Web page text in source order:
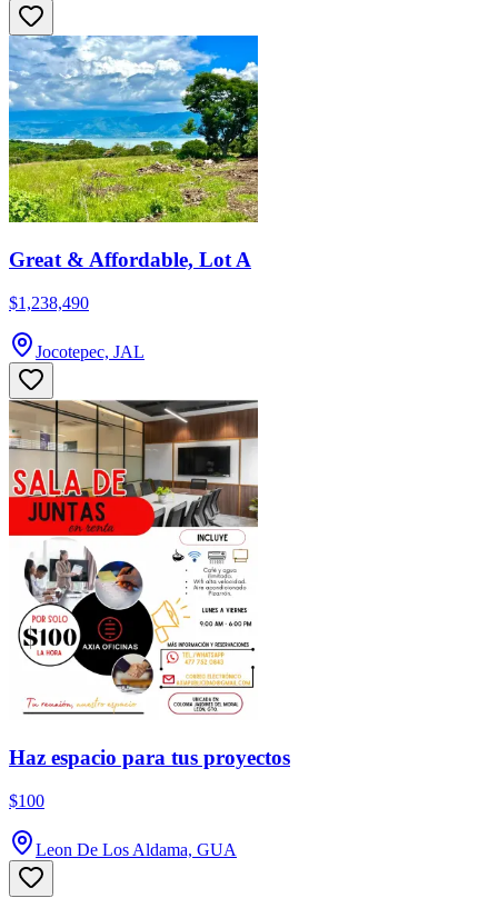
Great & Affordable, Lot A
$1,238,490
Jocotepec, JAL
Haz espacio para tus proyectos
$100
Leon De Los Aldama, GUA